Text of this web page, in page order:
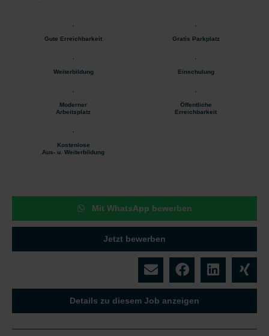
Gute Erreichbarkeit Gratis Parkplatz
Weiterbildung Einschulung
Moderner
Arbeitsplatz
Öffentliche
Erreichbarkeit
Kostenlose
Aus- u. Weiterbildung
Mit WhatsApp bewerben
Jetzt bewerben
Details zu diesem Job anzeigen